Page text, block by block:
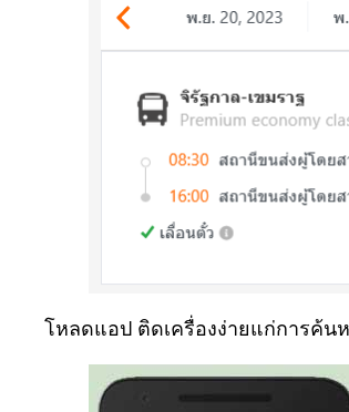
โหลดแอป ติดเครื่องง่ายแก่การค้น